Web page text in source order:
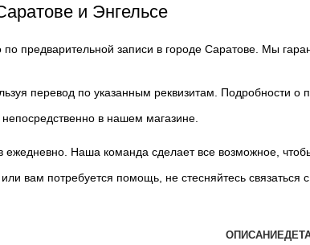
и Энгельсе
по предварительной записи в городе Саратове. Мы
перевод по указанным реквизитам. Подробности
в нашем магазине.
ежедневно. Наша команда сделает все возможное,
или вам потребуется помощь, не стесняйтесь
ОПИСАНИЕ